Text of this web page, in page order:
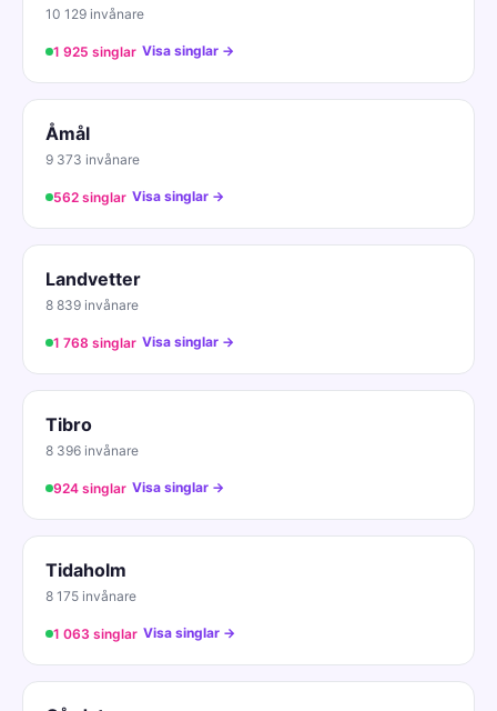
10 129 invånare
1 925 singlar Visa singlar →
Åmål
9 373 invånare
562 singlar Visa singlar →
Landvetter
8 839 invånare
1 768 singlar Visa singlar →
Tibro
8 396 invånare
924 singlar Visa singlar →
Tidaholm
8 175 invånare
1 063 singlar Visa singlar →